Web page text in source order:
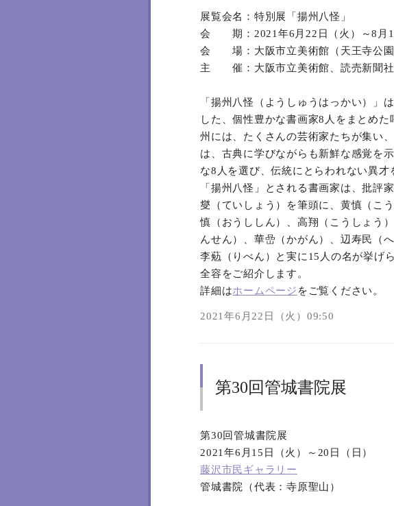
展覧会名：特別展「揚州八怪」
会 期：2021年6月22日（火）～8月
会 場：大阪市立美術館（天王寺公園
主 催：大阪市立美術館、読売新聞社
「揚州八怪（ようしゅうはっかい）」
した、個性豊かな書画家8人をまとめ
州には、たくさんの芸術家たちが集い
は、古典に学びながらも新鮮な感覚を
な8人を選び、伝統にとらわれない異才
「揚州八怪」とされる書画家は、批評
燮（ていしょう）を筆頭に、黄慎（こ
慎（おうししん）、高翔（こうしょう
んせん）、華嵒（かがん）、辺寿民（
李葂（りべん）と実に15人の名が挙げ
全容をご紹介します。
詳細はホームページ をご覧ください。
2021年6月22日（火）09:50
第30回管城書院展
第30回管城書院展
2021年6月15日（火）～20日（日）
藤沢市民ギャラリー
管城書院（代表：寺原聖山）